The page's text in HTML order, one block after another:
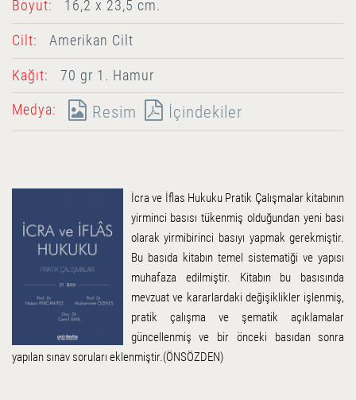
Boyut: 16,2 x 23,5 cm.
Cilt: Amerikan Cilt
Kağıt: 70 gr 1. Hamur
Medya: Resim İçindekiler
İcra ve İflas Hukuku Pratik Çalışmalar kitabının
yirminci basısı tükenmiş olduğundan yeni bası
olarak yirmibirinci basıyı yapmak gerekmiştir.
Bu basıda kitabın temel sistematiği ve yapısı
muhafaza edilmiştir. Kitabın bu basısında
mevzuat ve kararlardaki değişiklikler işlenmiş,
pratik çalışma ve şematik açıklamalar
güncellenmiş ve bir önceki basıdan sonra
yapılan sınav soruları eklenmiştir.(ÖNSÖZDEN)